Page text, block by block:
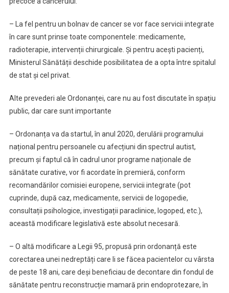
– La fel pentru un bolnav de cancer se vor face servicii integrate
în care sunt prinse toate componentele: medicamente,
radioterapie, intervenții chirurgicale. Și pentru acești pacienți,
Ministerul Sănătății deschide posibilitatea de a opta între spitalul
de stat și cel privat.
Alte prevederi ale Ordonanței, care nu au fost discutate în spațiu
public, dar care sunt importante
– Ordonanța va da startul, în anul 2020, derulării programului
național pentru persoanele cu afecțiuni din spectrul autist,
precum și faptul că în cadrul unor programe naționale de
sănătate curative, vor fi acordate în premieră, conform
recomandărilor comisiei europene, servicii integrate (pot
cuprinde, după caz, medicamente, servicii de logopedie,
consultații psihologice, investigații paraclinice, logoped, etc.),
această modificare legislativă este absolut necesară.
– O altă modificare a Legii 95, propusă prin ordonanță este
corectarea unei nedreptăți care li se făcea pacientelor cu vârsta
de peste 18 ani, care deși beneficiau de decontare din fondul de
sănătate pentru reconstrucție mamară prin endoprotezare, în